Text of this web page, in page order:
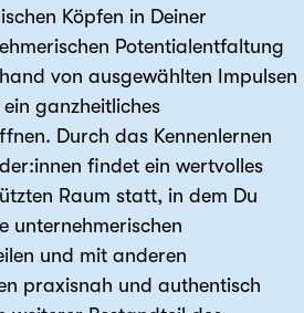
Köpfen in Deiner
Potentialentfaltung
von ausgewählten Impulsen
ganzheitliches
Durch das Kennenlernen
findet ein wertvolles
Raum statt, in dem Du
unternehmerischen
und mit anderen
praxisnah und authentisch